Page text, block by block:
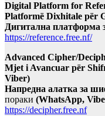
Digital Platform for
Platformë Dixhitale për
Дигитална платформа
https://reference.free.nf/
Advanced Cipher/
Mjet i Avancuar për
Viber)
Напредна алатка за
пораки (WhatsApp,
https://decipher.free.nf